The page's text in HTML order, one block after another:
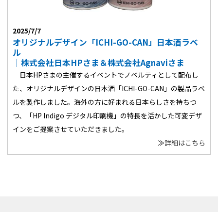
2025/7/7
オリジナルデザイン「ICHI-GO-CAN」日本酒ラベ
ル
｜株式会社日本HPさま＆株式会社Agnaviさま
日本HPさまの主催するイベントでノベルティとして配布し
た、オリジナルデザインの日本酒「ICHI-GO-CAN」の製品ラベ
ルを製作しました。海外の方に好まれる日本らしさを持ちつ
つ、「HP Indigo デジタル印刷機」の特長を活かした可変デザ
インをご提案させていただきました。
≫詳細はこちら